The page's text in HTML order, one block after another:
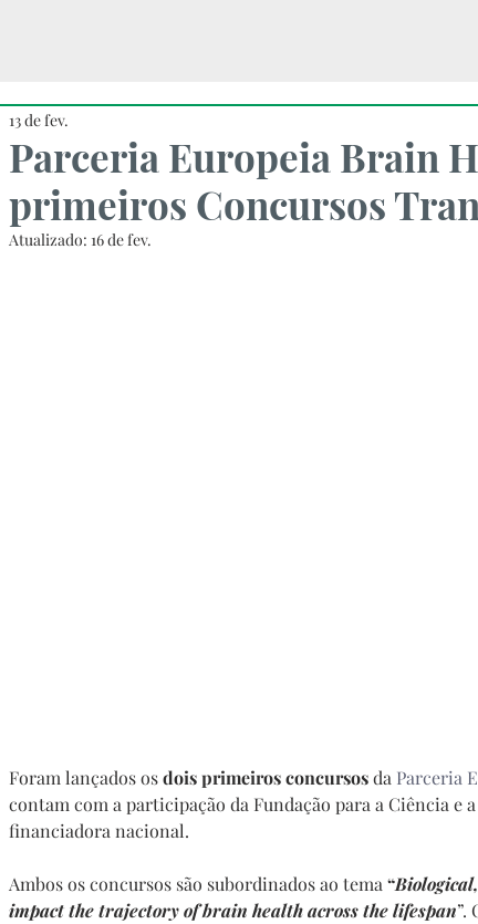
Parceria Europeia Brain
primeiros Concursos
13 de fev.
Atualizado: 16 de fev.
Foram lançados os dois primeiros concursos da Parceria
contam com a participação da Fundação para a Ciência e
financiadora nacional.
Ambos os concursos são subordinados ao tema “
impact the trajectory of brain health across the lifespan”.